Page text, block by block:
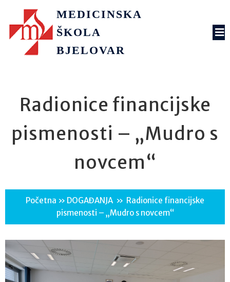
MEDICINSKA
ŠKOLA
BJELOVAR
Radionice financijske
pismenosti – „Mudro s
novcem“
Početna » DOGAĐANJA » Radionice financijske
pismenosti – „Mudro s novcem“